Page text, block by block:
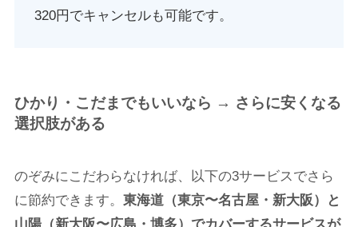
320円でキャンセルも可能です。
ひかり・こだまでもいいなら → さらに安くなる
選択肢がある
のぞみにこだわらなければ、以下の3サービスでさら
に節約できます。 東海道（東京〜名古屋・新大阪）と